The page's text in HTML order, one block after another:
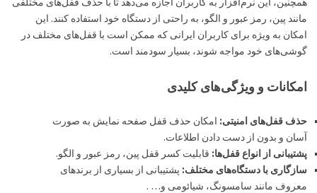
مانند پین، رمز عبور و الگو، به راحتی از دستگاه خود استفاده کنند. این
امکان به ویژه برای کاربران ایرانی که ممکن است با قفل‌های مختلف در
گوشی‌های خود مواجه شوند، بسیار سودمند است.
امکانات و ویژگی‌های کلیدی
حذف قفل‌های امنیتی: امکان حذف قفل صفحه نمایش به صورت
آسان و بدون از دست دادن اطلاعات.
پشتیبانی از انواع قفل‌ها: قابلیت کسر قفل پین، رمز عبور و الگو.
سازگاری با دستگاه‌های مختلف: پشتیبانی از بسیاری از برندهای
معروف مانند سامسونگ، شیائومی و… .